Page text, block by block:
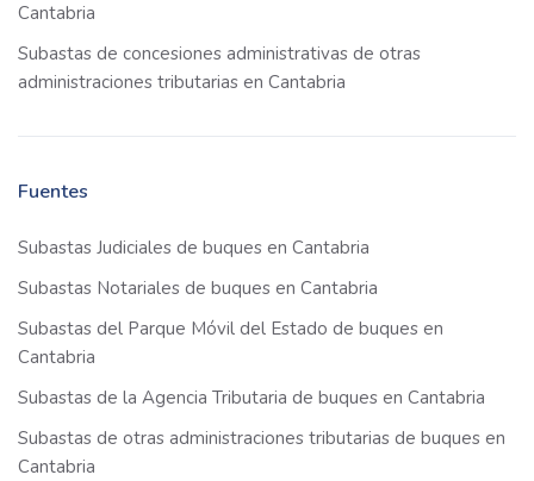
Cantabria
Subastas de concesiones administrativas de otras
administraciones tributarias en Cantabria
Fuentes
Subastas Judiciales de buques en Cantabria
Subastas Notariales de buques en Cantabria
Subastas del Parque Móvil del Estado de buques en
Cantabria
Subastas de la Agencia Tributaria de buques en Cantabria
Subastas de otras administraciones tributarias de buques en
Cantabria